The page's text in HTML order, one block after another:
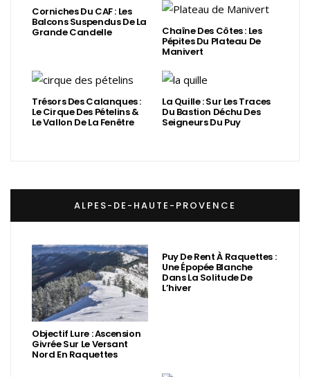
Corniches Du CAF : Les
Balcons Suspendus De La
Grande Candelle Chaîne Des Côtes : Les
Pépites Du Plateau De
Manivert
Trésors Des Calanques :
Le Cirque Des Pételins &
Le Vallon De La Fenêtre
La Quille : Sur Les Traces
Du Bastion Déchu Des
Seigneurs Du Puy
ALPES-DE-HAUTE-PROVENCE
Objectif Lure : Ascension
Givrée Sur Le Versant
Nord En Raquettes
Puy De Rent À Raquettes :
Une Épopée Blanche
Dans La Solitude De
L’hiver